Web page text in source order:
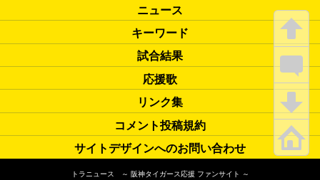
ニュース
キーワード
試合結果
応援歌
リンク集
コメント投稿規約
サイトデザインへのお問い合わせ
トラニュース ～ 阪神タイガース応援 ファンサイト ～